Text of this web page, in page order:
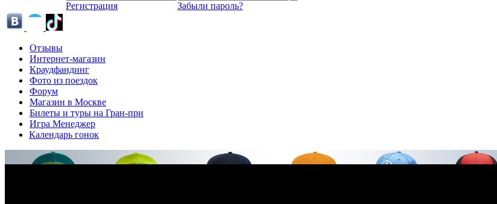
Регистрация
Забыли пароль?
Отзывы
Интернет-магазин
Краудфандинг
Фото из поездок
Форум
Магазин в Москве
Билеты и туры на Гран-при
Игра Менеджер
Календарь гонок